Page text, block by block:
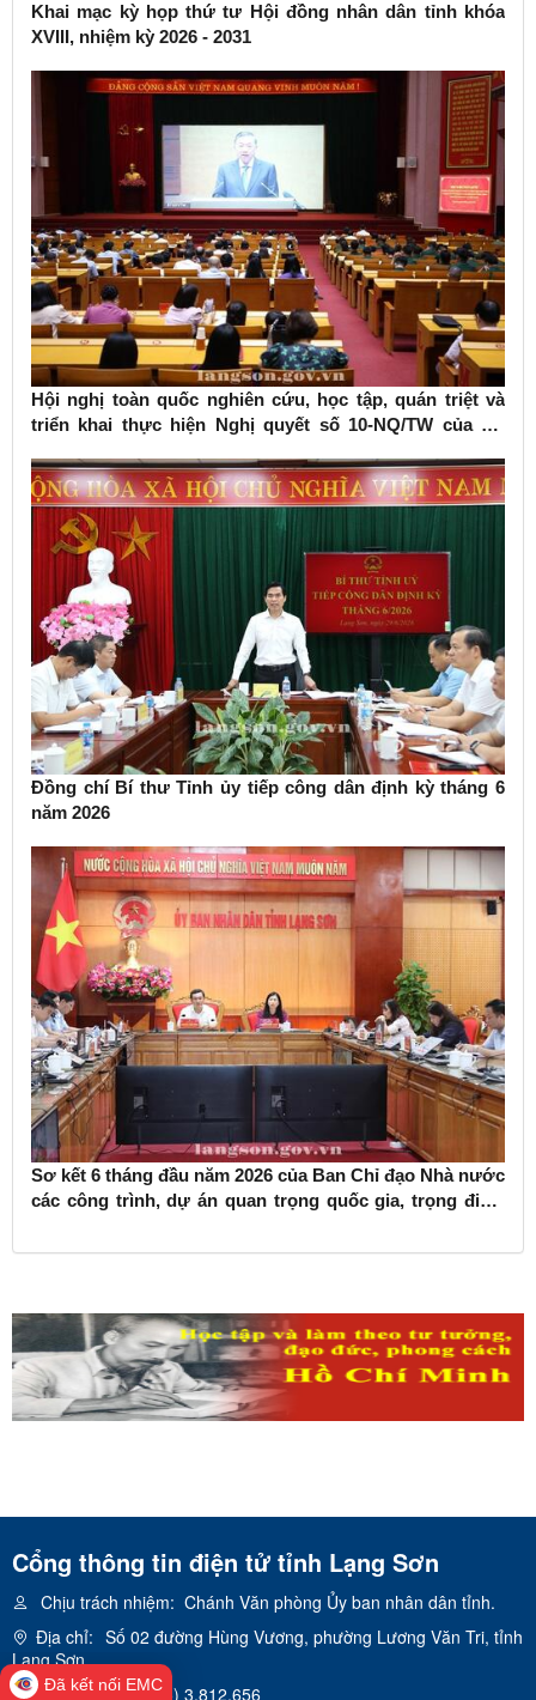
Khai mạc kỳ họp thứ tư Hội đồng nhân dân tỉnh khóa
XVIII, nhiệm kỳ 2026 - 2031
Hội nghị toàn quốc nghiên cứu, học tập, quán triệt và
triển khai thực hiện Nghị quyết số 10-NQ/TW của Bộ
Đồng chí Bí thư Tỉnh ủy tiếp công dân định kỳ tháng 6
năm 2026
Sơ kết 6 tháng đầu năm 2026 của Ban Chỉ đạo Nhà nước
các công trình, dự án quan trọng quốc gia, trọng điểm
Cổng thông tin điện tử tỉnh Lạng Sơn
Chịu trách nhiệm: Chánh Văn phòng Ủy ban nhân dân tỉnh.
Địa chỉ: Số 02 đường Hùng Vương, phường Lương Văn Tri, tỉnh
Lạng Sơn
Điện thoại: (0205) 3.812.656
Đã kết nối EMC